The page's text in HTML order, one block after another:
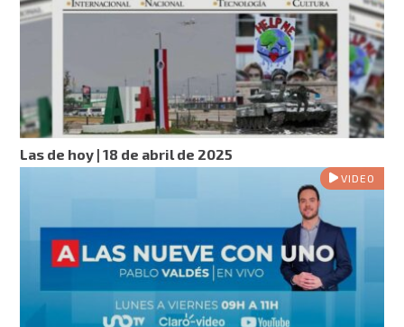
Las de hoy | 18 de abril de 2025
VIDEO